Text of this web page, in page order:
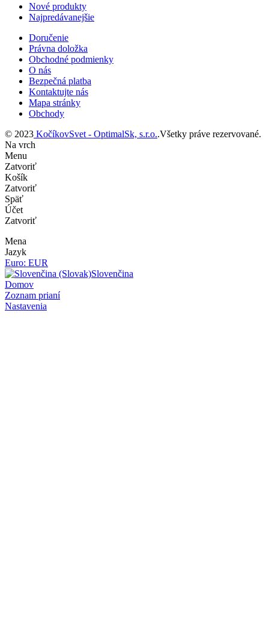
Nové produkty
Najpredávanejšie
Doručenie
Právna doložka
Obchodné podmienky
O nás
Bezpečná platba
Kontaktujte nás
Mapa stránky
Obchody
© 2023 KočíkovSvet - OptimalSk, s.r.o..Všetky práve rezervované.
Na vrch
Menu
Zatvoriť
Košík
Zatvoriť
Späť
Účet
Zatvoriť
Mena
Jazyk
Euro: EUR
Slovenčina
Domov
Zoznam prianí
Nastavenia